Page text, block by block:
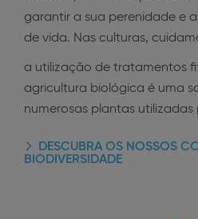
garantir a sua perenidade e
de vida. Nas culturas,
a utilização de tratamentos
agricultura biológica é uma
numerosas plantas utilizadas
DESCUBRA OS NOSSOS
BIODIVERSIDADE